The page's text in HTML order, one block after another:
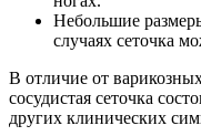
Небольшие
случаях сеточка
В отличие от
сосудистая сеточка
других клинических